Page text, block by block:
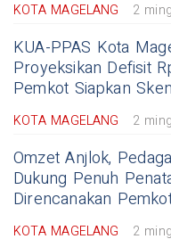
KOTA MAGELANG 2
KUA-PPAS Kota
Proyeksikan Defisit
Pemkot Siapkan
KOTA MAGELANG 2
Omzet Anjlok,
Dukung Penuh
Direncanakan
KOTA MAGELANG 2